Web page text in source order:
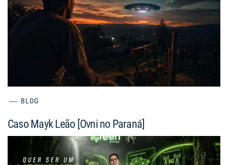
BLOG
Caso Mayk Leão [Ovni no Paraná]